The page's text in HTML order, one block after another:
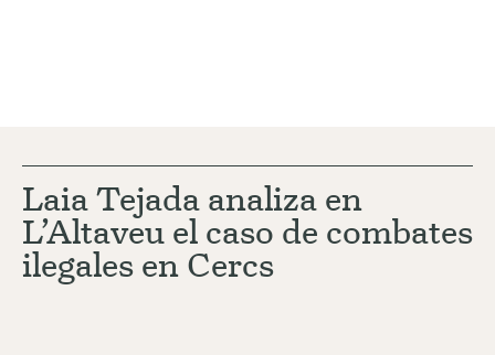
Laia Tejada analiza en
L’Altaveu el caso de combates
ilegales en Cercs